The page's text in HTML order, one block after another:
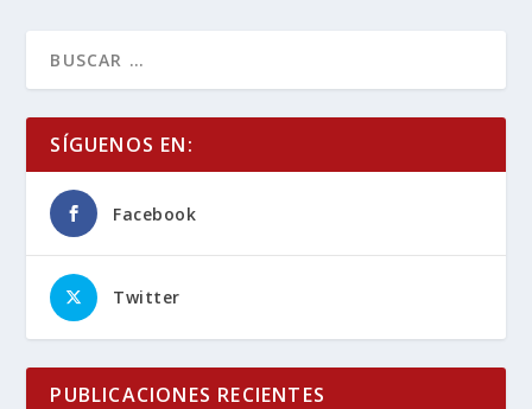
SÍGUENOS EN:
Facebook
Twitter
PUBLICACIONES RECIENTES